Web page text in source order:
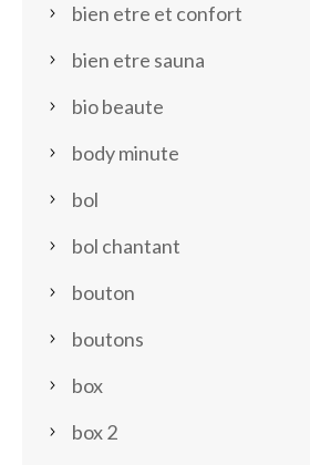
bien etre et confort
bien etre sauna
bio beaute
body minute
bol
bol chantant
bouton
boutons
box
box 2